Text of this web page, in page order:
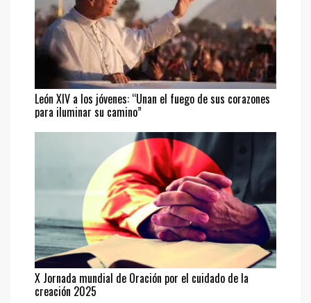
León XIV a los jóvenes: “Unan el fuego de sus corazones
para iluminar su camino”
X Jornada mundial de Oración por el cuidado de la
creación 2025